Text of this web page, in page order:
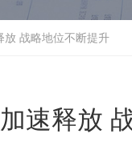
立轴冲击式破
硬盘
旧沙发床垫
放 战略地位不断提升
速释放